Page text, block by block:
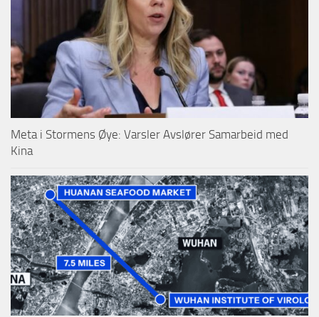
Meta i Stormens Øye: Varsler Avslører Samarbeid med
Kina